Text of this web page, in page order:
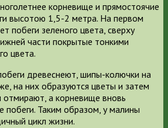
корневище и прямостоячие
высотою 1,5-2 метра. На первом
побеги зеленого цвета, сверху
части покрытые тонкими
цвета.
древеснеют, шипы-колючки на
на них образуются цветы и затем
отмирают, а корневище вновь
Таким образом, у малины
цикл жизни.